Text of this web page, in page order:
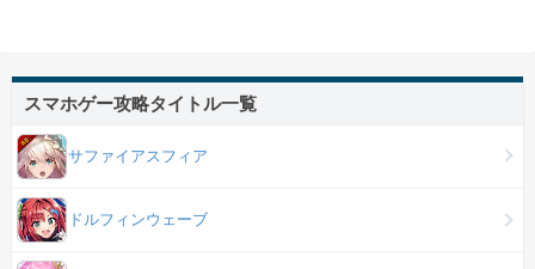
スマホゲー攻略タイトル一覧
サファイアスフィア
ドルフィンウェーブ